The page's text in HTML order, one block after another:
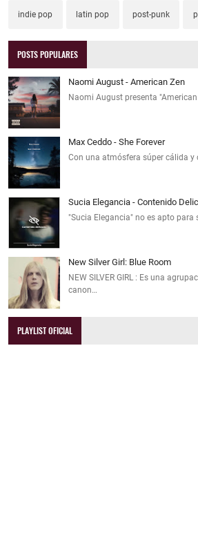
indie pop latin pop post-punk
POSTS POPULARES
Naomi August - American Zen
Naomi August presenta
Max Ceddo - She Forever
Con una atmósfera súper cálida y
Sucia Elegancia - Contenido
"Sucia Elegancia" no es apto para
New Silver Girl: Blue Room
NEW SILVER GIRL : Es una
canon…
PLAYLIST OFICIAL